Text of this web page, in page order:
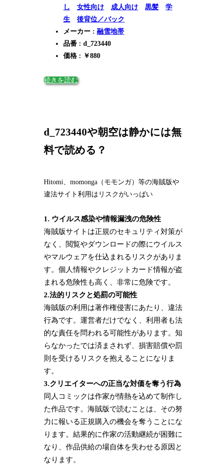
し
女性向け 成人向け 黒髪
学
生
後背位／バック
メーカー :融雪地帯
品番 : d_723440
価格 : ￥880
続きを読む
d_723440や朝空は静かには無
料で読める？
Hitomi、momonga（モモンガ）等の海賊版や
違法サイト利用はリスクがいっぱい
1. ウイルス感染や情報漏洩の危険性
海賊版サイトは正規のセキュリティ対策が
なく、閲覧やダウンロードの際にウイルス
やマルウェアを仕込まれるリスクがありま
す。個人情報やクレジットカード情報が盗
まれる危険性も高く、非常に危険です。
2.法的リスクと処罰の可能性
海賊版の利用は著作権侵害にあたり、違法
行為です。運営者だけでなく、利用者も法
的な責任を問われる可能性があります。知
らなかったでは済まされず、損害賠償や罰
則を受けるリスクを抱えることになりま
す。
3.クリエイターへの正当な対価を奪う行為
同人コミックは作家が情熱を込めて制作し
た作品です。海賊版で読むことは、その努
力に報いる正規購入の機会を奪うことにな
ります。結果的に作家の活動継続が困難に
なり、作品供給の場自体を失わせる原因と
なります。